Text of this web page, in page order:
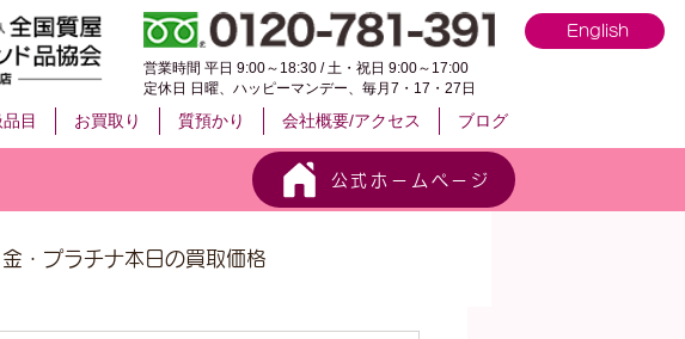
English
営業時間 平日 9:00～18:30 / 土・祝日 9:00～17:00
定休日 日曜、ハッピーマンデー、毎月7・17・27日
目 お買取り 質預かり 会社概要/アクセス ブログ
公式ホームページ
金・プラチナ本日の買取価格